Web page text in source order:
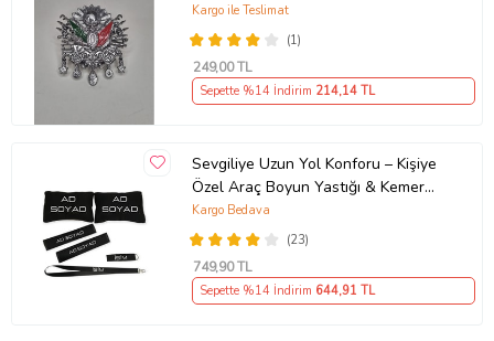
(1)
Kargo ile Teslimat
249,00 TL
Sepette %14 İndirim 214,14 TL
Sevgiliye Uzun Yol Konforu – Kişiye
Özel Araç Boyun Yastığı & Kemer
Pedi Hediye Seti
(23)
Kargo Bedava
749,90 TL
Sepette %14 İndirim 644,91 TL